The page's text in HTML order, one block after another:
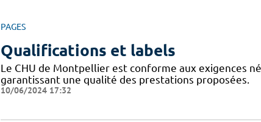
PAGES
Qualifications et labels
Le CHU de Montpellier est conforme aux exigences
garantissant une qualité des prestations proposées.
10/06/2024 17:32